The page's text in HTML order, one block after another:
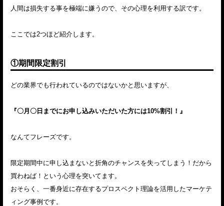
人間は損失する事を極端に嫌うので、その心理を利用する訳です。
ここでは2つほど紹介します。
①期間限定割引
どの業界でも行われているのではないかと思いますが、
『〇月〇日までにお申し込みいただいた方には10%割引！』
なんてフレーズです。
限定期間中に申し込まないと折角のチャンスを失ってしまう！だから
買わねば！という心理を突いてます。
おそらく、一番身近に存在するプロスペクト理論を活用したマーケテ
ィング事例です。